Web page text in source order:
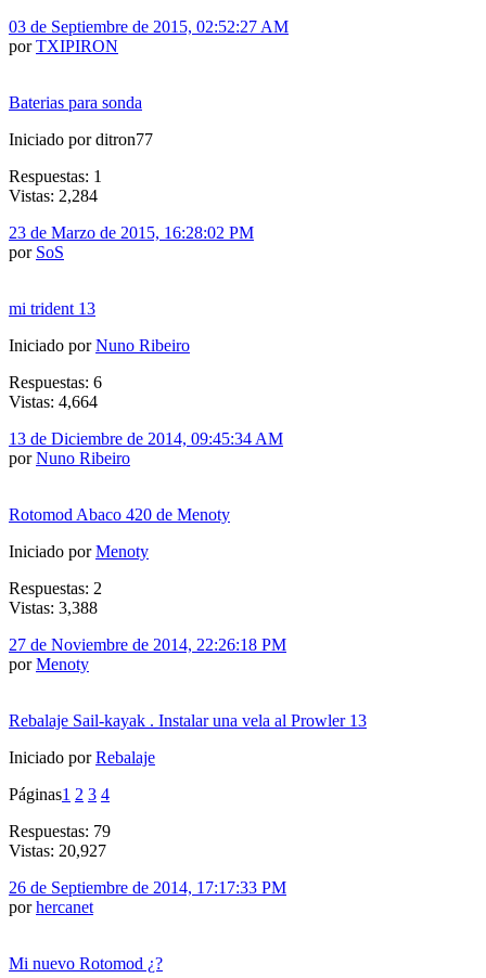
03 de Septiembre de 2015, 02:52:27 AM
porTXIPIRON
Baterias para sonda
Iniciado por ditron77
Respuestas: 1
Vistas: 2,284
23 de Marzo de 2015, 16:28:02 PM
por SoS
mi trident 13
Iniciado porNuno Ribeiro
Respuestas: 6
Vistas: 4,664
13 de Diciembre de 2014, 09:45:34 AM
porNuno Ribeiro
Rotomod Abaco 420 de Menoty
Iniciado porMenoty
Respuestas: 2
Vistas: 3,388
27 de Noviembre de 2014, 22:26:18 PM
porMenoty
Rebalaje Sail-kayak . Instalar una vela al Prowler 13
Iniciado porRebalaje
Páginas1 2 3 4
Respuestas: 79
Vistas: 20,927
26 de Septiembre de 2014, 17:17:33 PM
porhercanet
Mi nuevo Rotomod ¿?